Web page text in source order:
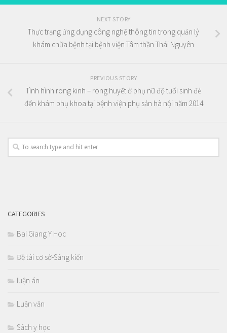
NEXT STORY
Thực trạng ứng dụng công nghệ thông tin trong quản lý
khám chữa bệnh tại bệnh viện Tâm thần Thái Nguyên
PREVIOUS STORY
Tình hình rong kinh – rong huyết ở phụ nữ độ tuổi sinh đẻ
đến khám phụ khoa tại bệnh viện phụ sản hà nội năm 2014
CATEGORIES
Bai Giang Y Hoc
Đề tài cơ sở-Sáng kiến
luận án
Luận văn
Sách y học